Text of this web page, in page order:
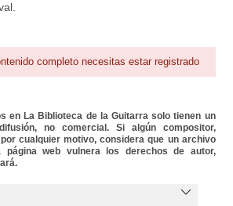
completo necesitas estar registrado
en La Biblioteca de la Guitarra solo tienen un
no comercial. Si algún compositor,
cualquier motivo, considera que un archivo
página web vulnera los derechos de autor,